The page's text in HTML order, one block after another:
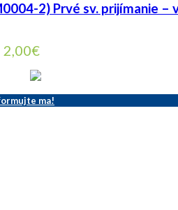
2) Prvé sv. prijímanie –
2,00€
ma!